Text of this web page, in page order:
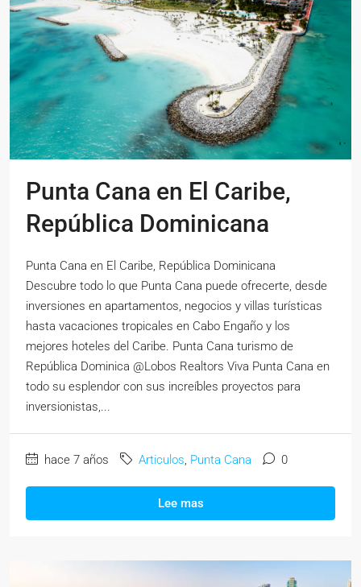
Punta Cana en El Caribe,
República Dominicana
Punta Cana en El Caribe, República Dominicana
Descubre todo lo que Punta Cana puede ofrecerte, desde
inversiones en apartamentos, negocios y villas turísticas
hasta vacaciones tropicales en Cabo Engaño y los
mejores hoteles del Caribe. Punta Cana turismo de
República Dominica @Lobos Realtors Viva Punta Cana en
todo su esplendor con sus increíbles proyectos para
inversionistas,...
hace 7 años Articulos Punta Cana 0
Lee mas